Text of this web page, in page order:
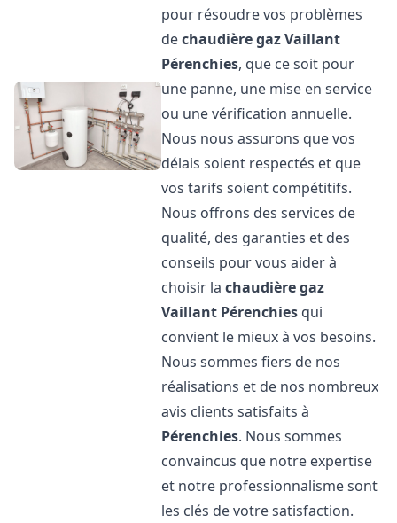
pour résoudre vos problèmes
dechaudière gaz Vaillant
Pérenchies, que ce soit pour
une panne, une mise en service
ou une vérification annuelle.
Nous nous assurons que vos
délais soient respectés et que
vos tarifs soient compétitifs.
Nous offrons des services de
qualité, des garanties et des
conseils pour vous aider à
choisir lachaudière gaz
Vaillant Pérenchies qui
convient le mieux à vos besoins.
Nous sommes fiers de nos
réalisations et de nos nombreux
avis clients satisfaits à
Pérenchies. Nous sommes
convaincus que notre expertise
et notre professionnalisme sont
les clés de votre satisfaction.